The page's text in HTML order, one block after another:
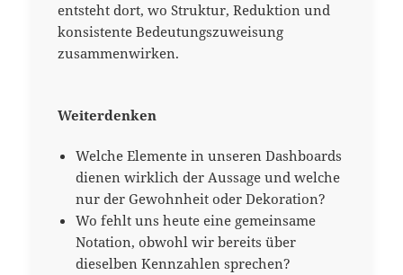
entsteht dort, wo Struktur, Reduktion und
konsistente Bedeutungszuweisung
zusammenwirken.
Weiterdenken
Welche Elemente in unseren Dashboards
dienen wirklich der Aussage und welche
nur der Gewohnheit oder Dekoration?
Wo fehlt uns heute eine gemeinsame
Notation, obwohl wir bereits über
dieselben Kennzahlen sprechen?